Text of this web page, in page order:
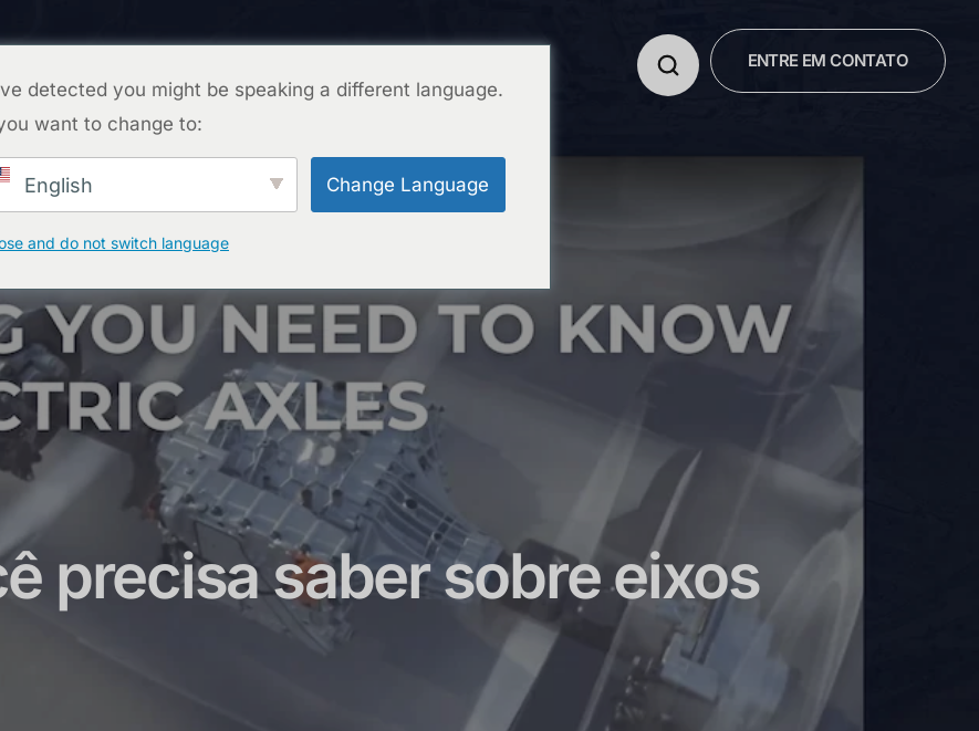
ENTRE EM CONTATO CONOSCO
ENTRE EM CONTATO
precisa saber sobre eixos
detected you might be speaking a different language.
want to change to:
English Change Language
and do not switch language